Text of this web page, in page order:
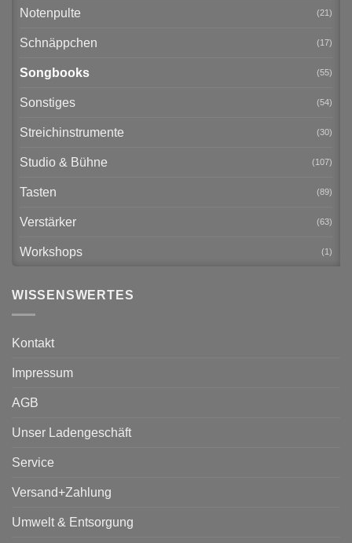
Notenpulte (21)
Schnäppchen (17)
Songbooks (55)
Sonstiges (54)
Streichinstrumente (30)
Studio & Bühne (107)
Tasten (89)
Verstärker (63)
Workshops (1)
WISSENSWERTES
Kontakt
Impressum
AGB
Unser Ladengeschäft
Service
Versand+Zahlung
Umwelt & Entsorgung